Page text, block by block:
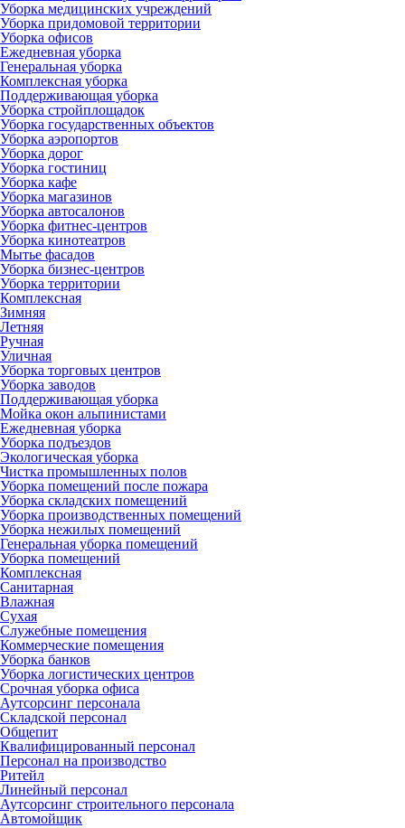
Уборка медицинских учреждений
Уборка придомовой территории
Уборка офисов
Ежедневная уборка
Генеральная уборка
Комплексная уборка
Поддерживающая уборка
Уборка стройплощадок
Уборка государственных объектов
Уборка аэропортов
Уборка дорог
Уборка гостиниц
Уборка кафе
Уборка магазинов
Уборка автосалонов
Уборка фитнес-центров
Уборка кинотеатров
Мытье фасадов
Уборка бизнес-центров
Уборка территории
Комплексная
Зимняя
Летняя
Ручная
Уличная
Уборка торговых центров
Уборка заводов
Поддерживающая уборка
Мойка окон альпинистами
Ежедневная уборка
Уборка подъездов
Экологическая уборка
Чистка промышленных полов
Уборка помещений после пожара
Уборка складских помещений
Уборка производственных помещений
Уборка нежилых помещений
Генеральная уборка помещений
Уборка помещений
Комплексная
Санитарная
Влажная
Сухая
Служебные помещения
Коммерческие помещения
Уборка банков
Уборка логистических центров
Срочная уборка офиса
Аутсорсинг персонала
Складской персонал
Общепит
Квалифицированный персонал
Персонал на производство
Ритейл
Линейный персонал
Аутсорсинг строительного персонала
Автомойщик